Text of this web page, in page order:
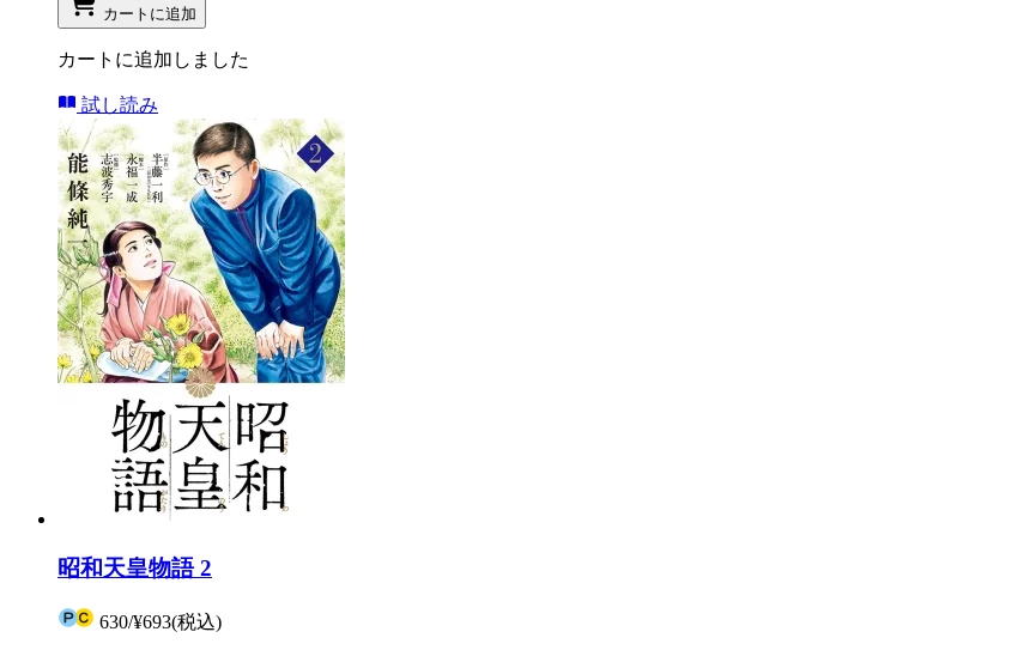
カートに追加
カートに追加しました
試し読み
昭和天皇物語 2
630/¥693(税込)